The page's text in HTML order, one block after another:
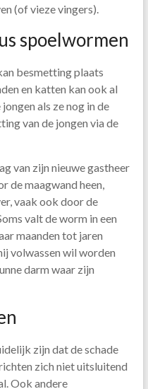
(of vieze vingers).
spoelwormen
besmetting plaats
en katten kan ook al
als ze nog in de
van de jongen via de
van zijn nieuwe gastheer
de maagwand heen,
vaak ook door de
valt de worm in een
maanden tot jaren
volwassen wil worden
darm waar zijn
zijn dat de schade
zich niet uitsluitend
Ook andere